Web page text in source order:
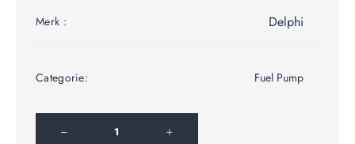
Merk : Delphi
Categorie: Fuel Pump